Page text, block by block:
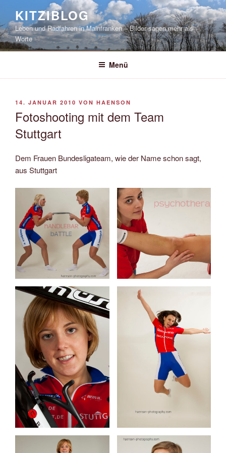
springen
KITZIBLOG
Leben und Radfahren in Mainfranken – Bilder sagen mehr als
Worte
Menü
VERÖFFENTLICHT
14. JANUAR 2010 VON HAENSON
Fotoshooting mit dem Team
Stuttgart
Dem Frauen Bundesligateam, wie der Name schon sagt,
aus Stuttgart